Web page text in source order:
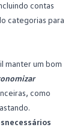
contas
categorias para
manter um bom
como